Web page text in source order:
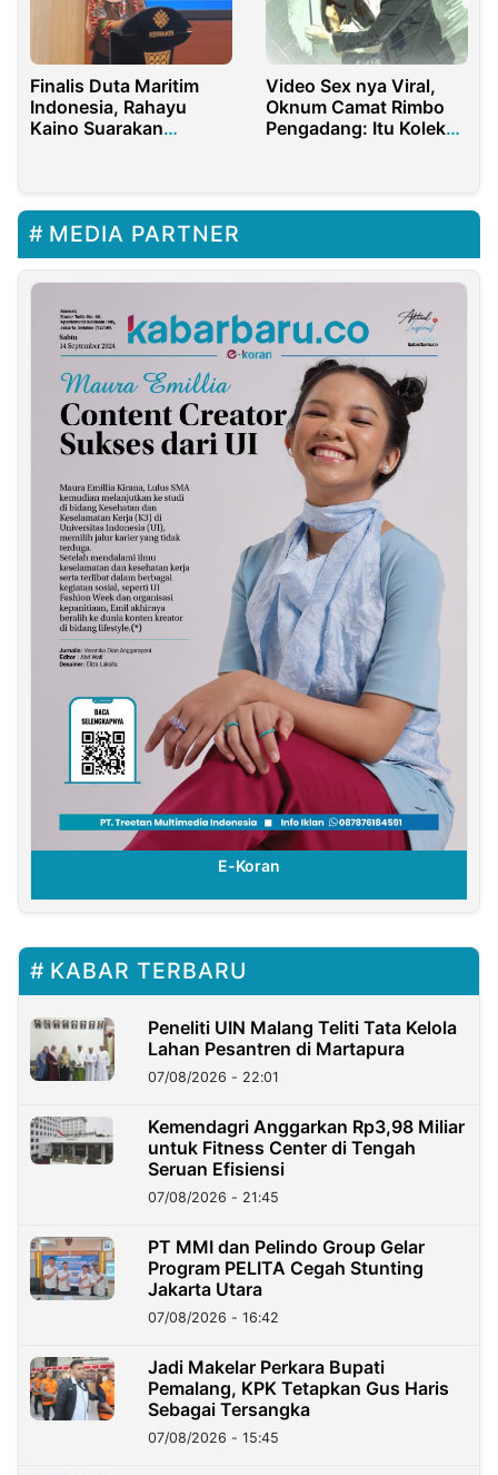
Finalis Duta Maritim
Indonesia, Rahayu
Kaino Suarakan
Video Sex nya Viral,
Oknum Camat Rimbo
Pengadang: Itu Koleksi
MEDIA PARTNER
E-Koran
KABAR TERBARU
Peneliti UIN Malang Teliti Tata Kelola
Lahan Pesantren di Martapura
07/08/2026 - 22:01
Kemendagri Anggarkan Rp3,98 Miliar
untuk Fitness Center di Tengah
Seruan Efisiensi
07/08/2026 - 21:45
PT MMI dan Pelindo Group Gelar
Program PELITA Cegah Stunting
Jakarta Utara
07/08/2026 - 16:42
Jadi Makelar Perkara Bupati
Pemalang, KPK Tetapkan Gus Haris
Sebagai Tersangka
07/08/2026 - 15:45